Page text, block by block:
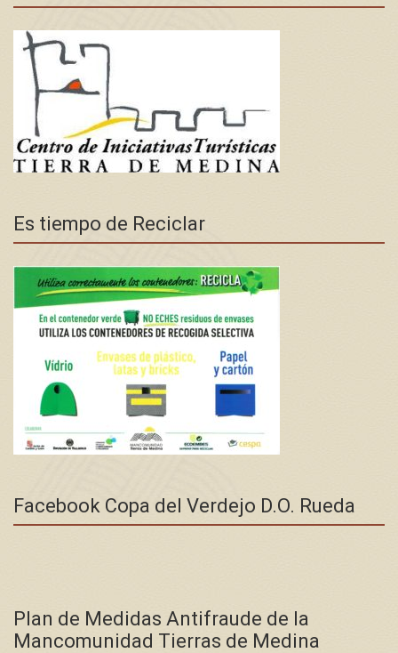
Es tiempo de Reciclar
Facebook Copa del Verdejo D.O. Rueda
Plan de Medidas Antifraude de la
Mancomunidad Tierras de Medina